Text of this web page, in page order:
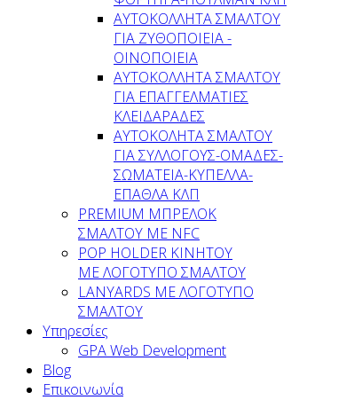
AYTOKOΛΛΗΤΑ ΣΜΑΛΤΟΥ
ΓΙΑ ΖΥΘΟΠΟΙΕΙΑ -
ΟΙΝΟΠΟΙΕΙΑ
ΑΥΤΟΚΟΛΛΗΤΑ ΣΜΑΛΤΟΥ
ΓΙΑ ΕΠΑΓΓΕΛΜΑΤΙΕΣ
ΚΛΕΙΔΑΡΑΔΕΣ
AYTOKOΛΗΤΑ ΣΜΑΛΤΟΥ
ΓΙΑ ΣΥΛΛΟΓΟΥΣ-ΟΜΑΔΕΣ-
ΣΩΜΑΤEΙΑ-ΚΥΠΕΛΛΑ-
ΕΠΑΘΛΑ ΚΛΠ
PREMIUM ΜΠΡΕΛΟΚ
ΣΜΑΛΤΟΥ ΜΕ NFC
POP HOLDER ΚΙΝΗΤΟΥ
ΜΕ ΛΟΓΟΤΥΠΟ ΣΜΑΛΤΟΥ
LANYARDS ΜΕ ΛΟΓΟΤΥΠΟ
ΣΜΑΛΤΟΥ
Υπηρεσίες
GPA Web Development
Blog
Επικοινωνία